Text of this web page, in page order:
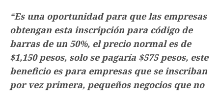
“Es una oportunidad para que las empresas
obtengan esta inscripción para código de
barras de un 50%, el precio normal es de
$1,150 pesos, solo se pagaría $575 pesos, este
beneficio es para empresas que se inscriban
por vez primera, pequeños negocios que no